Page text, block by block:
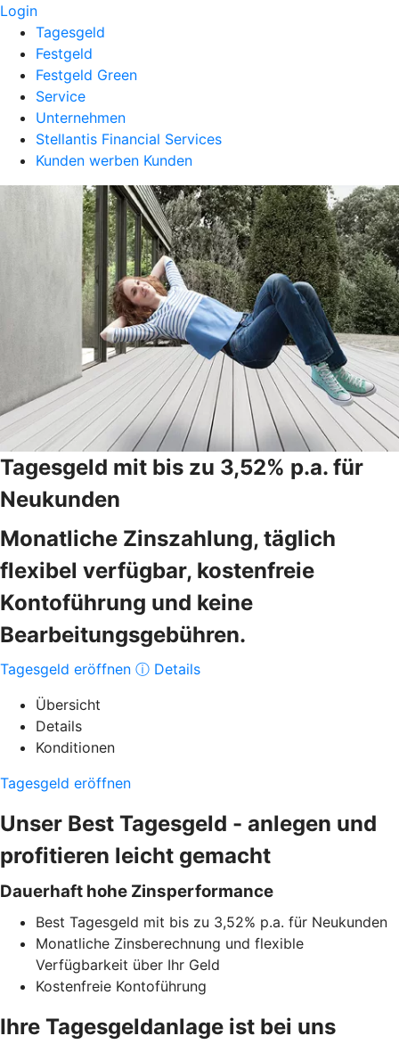
Login
Tagesgeld
Festgeld
Festgeld Green
Service
Unternehmen
Stellantis Financial Services
Kunden werben Kunden
Tagesgeld mit bis zu 3,52% p.a. für
Neukunden
Monatliche Zinszahlung, täglich
flexibel verfügbar, kostenfreie
Kontoführung und keine
Bearbeitungsgebühren.
Tagesgeld eröffnen ⓘ Details
Übersicht
Details
Konditionen
Tagesgeld eröffnen
Unser Best Tagesgeld - anlegen und
profitieren leicht gemacht
Dauerhaft hohe Zinsperformance
Best Tagesgeld mit bis zu 3,52% p.a. für Neukunden
Monatliche Zinsberechnung und flexible
Verfügbarkeit über Ihr Geld
Kostenfreie Kontoführung
Ihre Tagesgeldanlage ist bei uns